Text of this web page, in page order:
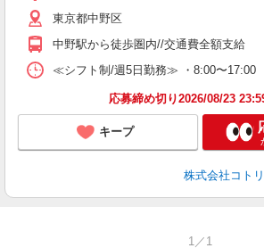
東京都中野区
中野駅から徒歩圏内//交通費全額支給
≪シフト制/週5日勤務≫ ・8:00〜17:00
応募締め切り2026/08/23
キープ
株式会社コト
1／1